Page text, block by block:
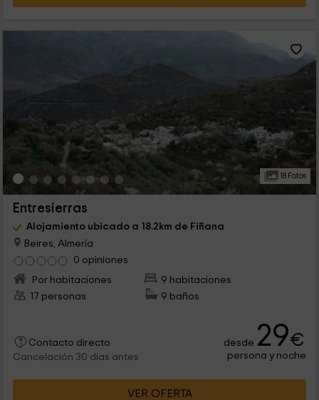
18 Fotos
Entresierras
Alojamiento ubicado a 18.2km de Fiñana
Beires, Almería
0 opiniones
Por habitaciones
9 habitaciones
17 personas
9 baños
Contacto directo
Cancelación 30 días antes
desde 29€
persona y noche
VER OFERTA